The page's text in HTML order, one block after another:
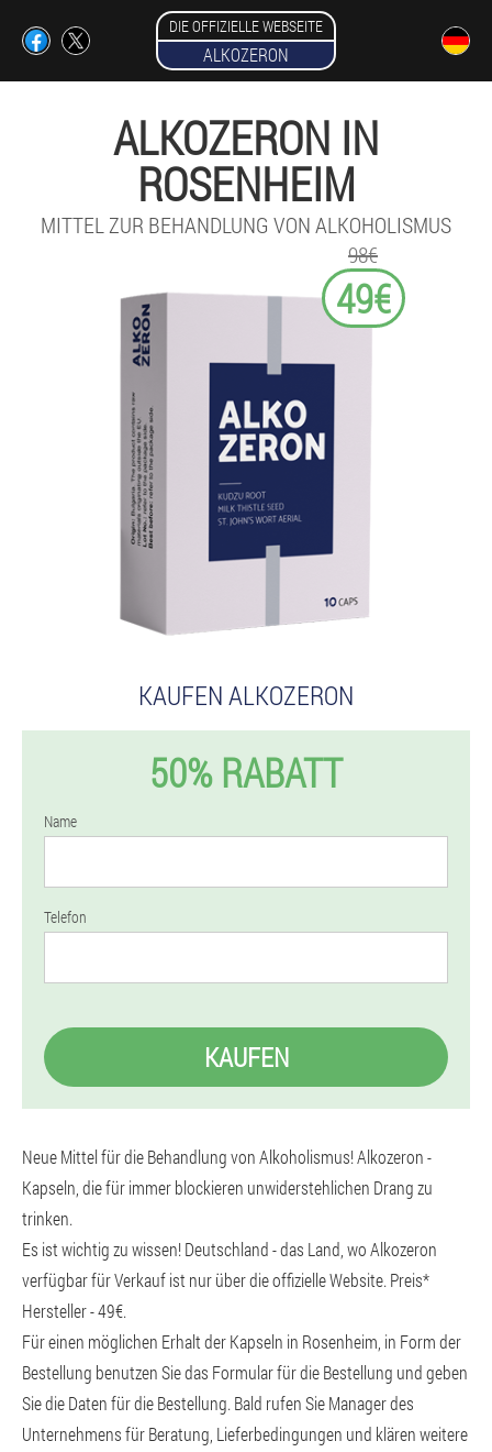
DIE OFFIZIELLE WEBSEITE
ALKOZERON
ALKOZERON IN
ROSENHEIM
MITTEL ZUR BEHANDLUNG VON ALKOHOLISMUS
98€
49€
KAUFEN ALKOZERON
50% RABATT
Name
Telefon
KAUFEN
Neue Mittel für die Behandlung von Alkoholismus! Alkozeron -
Kapseln, die für immer blockieren unwiderstehlichen Drang zu
trinken.
Es ist wichtig zu wissen! Deutschland - das Land, wo Alkozeron
verfügbar für Verkauf ist nur über die offizielle Website. Preis*
Hersteller - 49€.
Für einen möglichen Erhalt der Kapseln in Rosenheim, in Form der
Bestellung benutzen Sie das Formular für die Bestellung und geben
Sie die Daten für die Bestellung. Bald rufen Sie Manager des
Unternehmens für Beratung, Lieferbedingungen und klären weitere